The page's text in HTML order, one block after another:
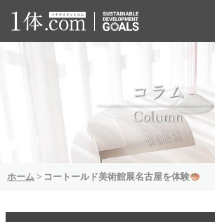
ホーム > コートールド美術館展名古屋を体験